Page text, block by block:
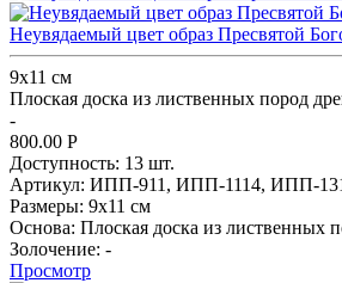
Неувядаемый цвет образ Пресвятой
9х11 см
Плоская доска из лиственных пород
-
800.00 Р
Доступность: 13 шт.
Артикул: ИПП-911, ИПП-1114, ИПП-
Размеры: 9х11 см
Основа: Плоская доска из лиственных
Золочение: -
Просмотр